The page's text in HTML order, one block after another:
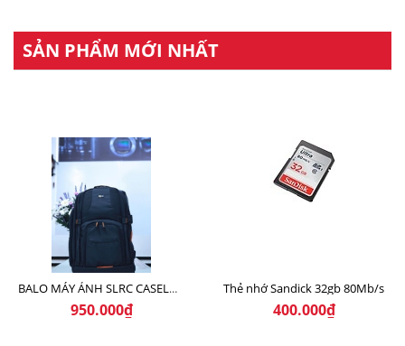
SẢN PHẨM MỚI NHẤT
BALO MÁY ẢNH SLRC CASELOGIC 206 BLACK
950.000₫
Thẻ nhớ Sandick 32gb 80Mb/s
400.000₫